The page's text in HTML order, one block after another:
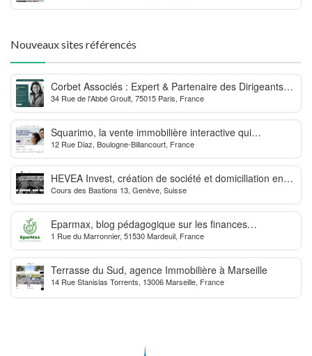
Nouveaux sites référencés
Corbet Associés : Expert & Partenaire des Dirigeants
d’Entreprise
34 Rue de l'Abbé Groult, 75015 Paris, France
Squarimo, la vente immobilière interactive qui
dynamise les transactions
12 Rue Diaz, Boulogne-Billancourt, France
HEVEA Invest, création de société et domiciliation en
Suisse
Cours des Bastions 13, Genève, Suisse
Eparmax, blog pédagogique sur les finances
personnelles
1 Rue du Marronnier, 51530 Mardeuil, France
Terrasse du Sud, agence Immobilière à Marseille
14 Rue Stanislas Torrents, 13006 Marseille, France